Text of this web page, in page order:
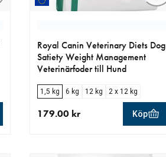
Royal Canin Veterinary Diets Dog
Satiety Weight Management
Veterinärfoder till Hund
1,5 kg 6 kg 12 kg 2 x 12 kg
179.00 kr Köp